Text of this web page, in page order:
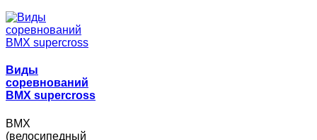
Виды
соревнований
BMX supercross
BMX
(велосипедный